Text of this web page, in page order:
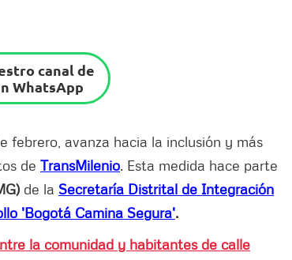
canal de
WhatsApp
febrero, avanza hacia la inclusión y más
de TransMilenio. Esta medida hace parte
de la Secretaría Distrital de Integración
'Bogotá Camina Segura'.
la comunidad y habitantes de calle